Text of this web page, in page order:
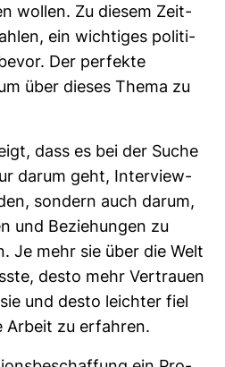
wollen. Zu diesem Zeit­
ein wich­tiges poli­ti­
Der per­fekte
über dieses Thema zu
dass es bei der Suche
darum geht, Inter­view­
son­dern auch darum,
und Bezie­hungen zu
Je mehr sie über die Welt
desto mehr Ver­trauen
und desto leichter fiel
Arbeit zu erfahren.